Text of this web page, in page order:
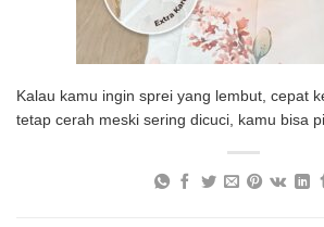
Kalau kamu ingin sprei yang lembut, cepat
tetap cerah meski sering dicuci, kamu bisa